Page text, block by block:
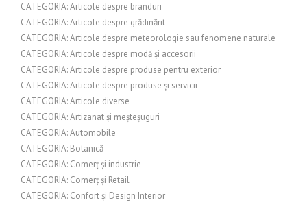
CATEGORIA: Articole despre branduri
CATEGORIA: Articole despre grădinărit
CATEGORIA: Articole despre meteorologie sau fenomene naturale
CATEGORIA: Articole despre modă și accesorii
CATEGORIA: Articole despre produse pentru exterior
CATEGORIA: Articole despre produse și servicii
CATEGORIA: Articole diverse
CATEGORIA: Artizanat și meșteșuguri
CATEGORIA: Automobile
CATEGORIA: Botanică
CATEGORIA: Comerț și industrie
CATEGORIA: Comerț și Retail
CATEGORIA: Confort și Design Interior